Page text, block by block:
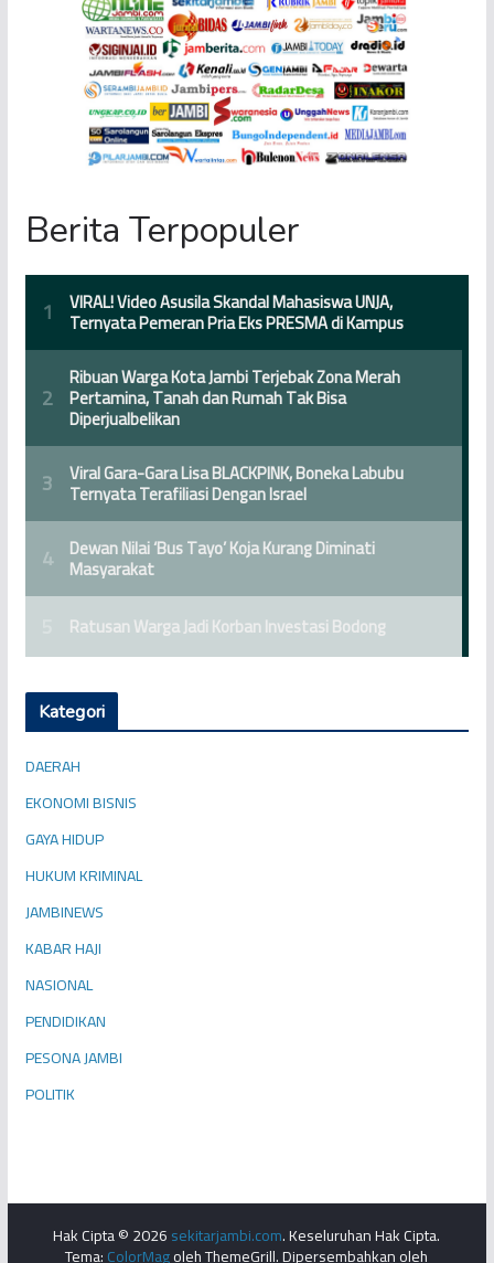
Berita Terpopuler
Kategori
DAERAH
EKONOMI BISNIS
GAYA HIDUP
HUKUM KRIMINAL
JAMBINEWS
KABAR HAJI
NASIONAL
PENDIDIKAN
PESONA JAMBI
POLITIK
Hak Cipta © 2026sekitarjambi.com. Keseluruhan Hak Cipta.
Tema:ColorMagoleh ThemeGrill. Dipersembahkan oleh